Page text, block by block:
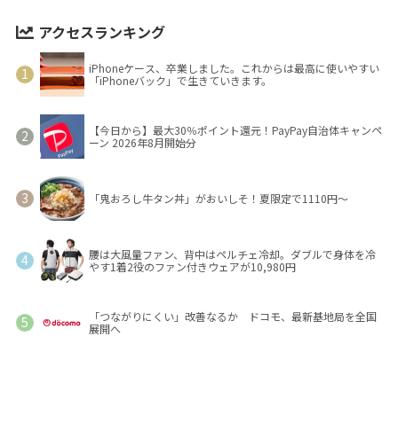
アクセスランキング
iPhoneケース、卒業しました。これからは最高に使いやすい
「iPhoneバック」で生きていきます。
【今日から】最大30％ポイント還元！PayPay自治体キャンペ
ーン 2026年8月開始分
「鬼おろし牛タン丼」がおいしそ！夏限定で1110円～
腰は大風量ファン、背中はペルチェ冷却。ダブルで身体を冷
やす1着2役のファン付きウェアが10,980円
「つながりにくい」改善なるか ドコモ、最新基地局を全国
展開へ